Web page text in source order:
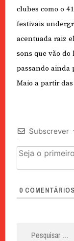
clubes como o
festivais
acentuada raiz
sons que vão
passando ainda
Maio a partir
Subscrever
0 COMENTÁRIOS